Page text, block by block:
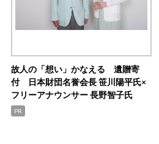
故人の「想い」かなえる 遺贈寄
付 日本財団名誉会長 笹川陽平氏×
フリーアナウンサー 長野智子氏
PR